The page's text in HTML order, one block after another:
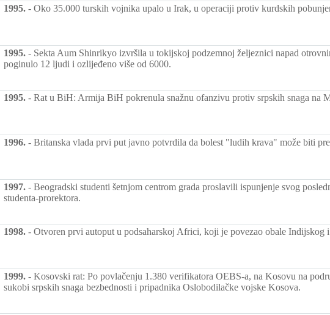
1995. - Oko 35.000 turskih vojnika upalo u Irak, u operaciji protiv kurdskih
1995. - Sekta Aum Shinrikyo izvršila u tokijskoj podzemnoj željeznici napad
poginulo 12 ljudi i ozlijeđeno više od 6000.
1995. - Rat u BiH: Armija BiH pokrenula snažnu ofanzivu protiv srpskih snaga na
1996. - Britanska vlada prvi put javno potvrdila da bolest "ludih krava" može biti
1997. - Beogradski studenti šetnjom centrom grada proslavili ispunjenje svog
studenta-prorektora.
1998. - Otvoren prvi autoput u podsaharskoj Africi, koji je povezao obale Indijskog
1999. - Kosovski rat: Po povlačenju 1.380 verifikatora OEBS-a, na Kosovu na
sukobi srpskih snaga bezbednosti i pripadnika Oslobodilačke vojske Kosova.